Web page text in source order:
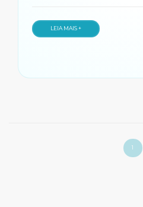
LEIA MAIS +
1